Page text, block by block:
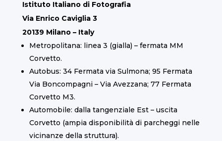
Istituto Italiano di Fotografia
Via Enrico Caviglia 3
20139 Milano – Italy
Metropolitana: linea 3 (gialla) – fermata MM
Corvetto.
Autobus: 34 Fermata via Sulmona; 95 Fermata
Via Boncompagni – Via Avezzana; 77 Fermata
Corvetto M3.
Automobile: dalla tangenziale Est – uscita
Corvetto (ampia disponibilità di parcheggi nelle
vicinanze della struttura).